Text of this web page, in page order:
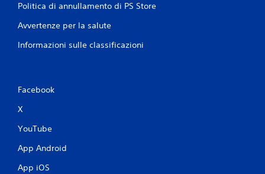
Politica di annullamento di PS Store
Avvertenze per la salute
Informazioni sulle classificazioni
Facebook
X
YouTube
App Android
App iOS